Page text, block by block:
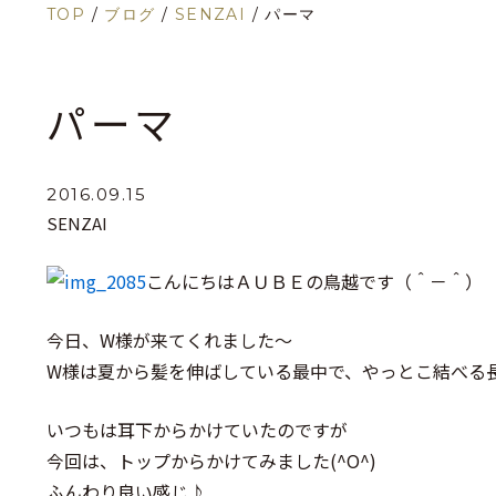
TOP / ブログ / SENZAI /パーマ
パーマ
2016.09.15
SENZAI
こんにちはＡＵＢＥの鳥越です（＾－＾）
今日、W様が来てくれました～
W様は夏から髪を伸ばしている最中で、やっとこ結べる
いつもは耳下からかけていたのですが
今回は、トップからかけてみました(^O^)